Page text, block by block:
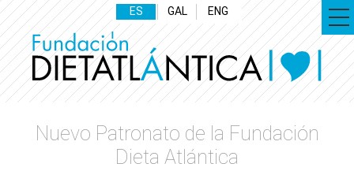
ES GAL ENG
Nuevo Patronato de la Fundación
Dieta Atlántica